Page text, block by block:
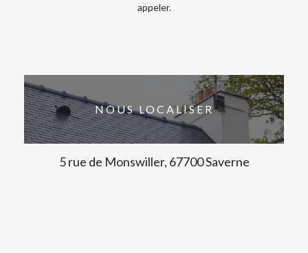
appeler.
NOUS LOCALISER
5 rue de Monswiller, 67700 Saverne